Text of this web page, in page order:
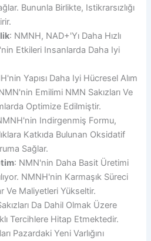
Bununla Birlikte, Istikrarsızlığı
: NMNH, NAD+'yı Daha Hızlı
Etkileri Insanlarda Daha Iyi
Yapısı Daha Iyi Hücresel Alım
Emilimi NMN Sakızları Ve
Optimize Edilmiştir.
Indirgenmiş Formu,
Katkıda Bulunan Oksidatif
Sağlar.
: NMN'nin Daha Basit Üretimi
NMNH'nin Karmaşık Süreci
Ve Maliyetleri Yükseltir.
Da Dahil Olmak Üzere
Tercihlere Hitap Etmektedir.
Pazardaki Yeni Varlığını